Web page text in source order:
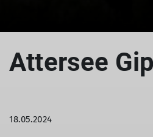
Attersee
18.05.2024